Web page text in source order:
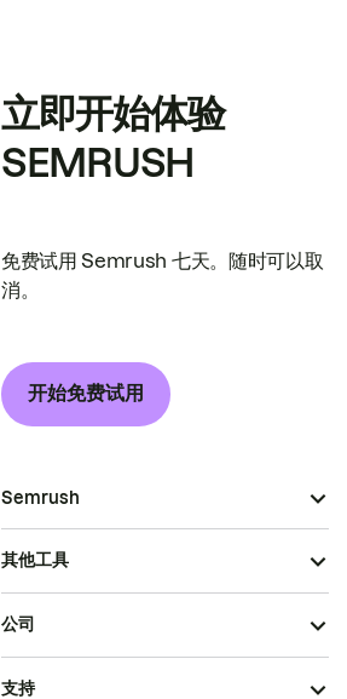
立即开始体验
SEMRUSH
免费试用 Semrush 七天。随时可以取
消。
开始免费试用
Semrush
其他工具
公司
支持